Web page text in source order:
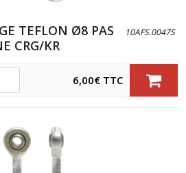
TEFLON Ø8 PAS
CRG/KR
10AFS.0047S
6,00€ TTC